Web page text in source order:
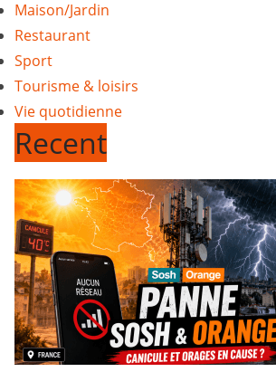
Maison/Jardin
Restaurant
Sport
Tourisme & loisirs
Vie quotidienne
Recent